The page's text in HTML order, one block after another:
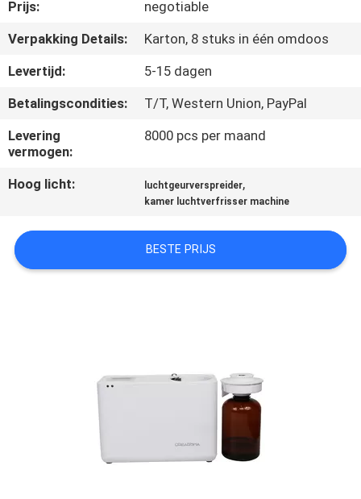
FABRIEKSREIS
KWALITEITSCONTROLE
CONTACTEER
ONS
NIEUWS
VERZOEK
OM EEN
PRIVACYBELEID
Prijs:
negotiable
Verpakking Details:
Karton, 8 stuks in één omdoos
Levertijd:
5-15 dagen
Betalingscondities:
T/T, Western Union, PayPal
Levering
vermogen:
8000 pcs per maand
Hoog licht: luchtgeurverspreider,
kamer luchtverfrisser machine
BESTE PRIJS